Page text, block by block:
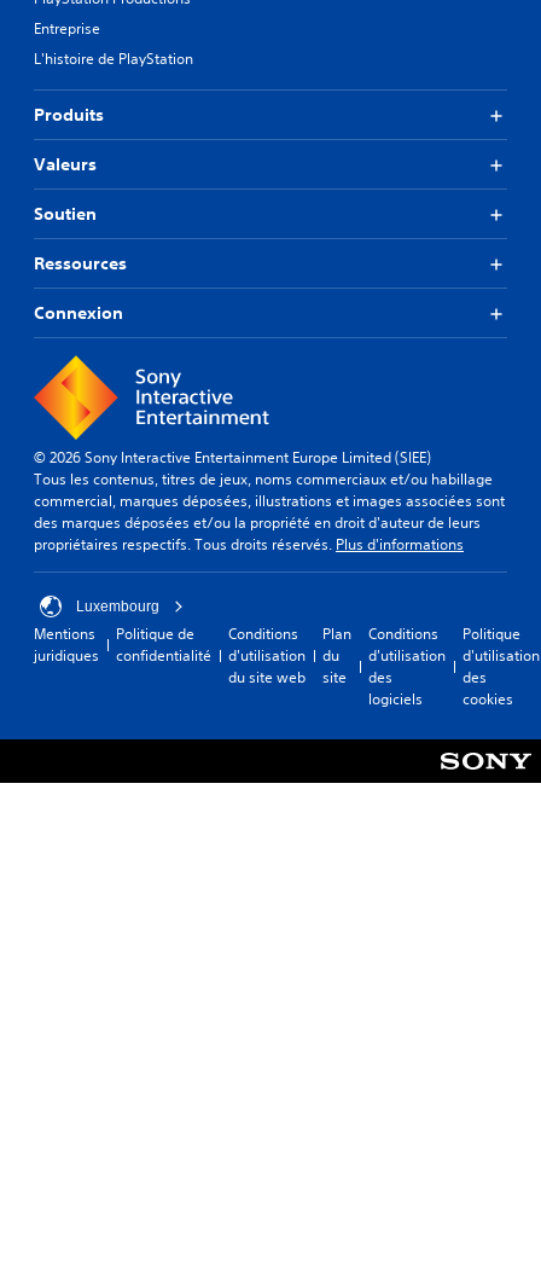
Entreprise
L'histoire de PlayStation
Produits
Valeurs
Soutien
Ressources
Connexion
© 2026 Sony Interactive Entertainment Europe Limited (SIEE)
Tous les contenus, titres de jeux, noms commerciaux et/ou habillage
commercial, marques déposées, illustrations et images associées sont
des marques déposées et/ou la propriété en droit d'auteur de leurs
propriétaires respectifs. Tous droits réservés. Plus d'informations
Luxembourg
Mentions
juridiques
Politique de
confidentialité
Conditions
d'utilisation
du site web
Plan
du
site
Conditions
d'utilisation
des
logiciels
Politique
d'utilisation
des
cookies